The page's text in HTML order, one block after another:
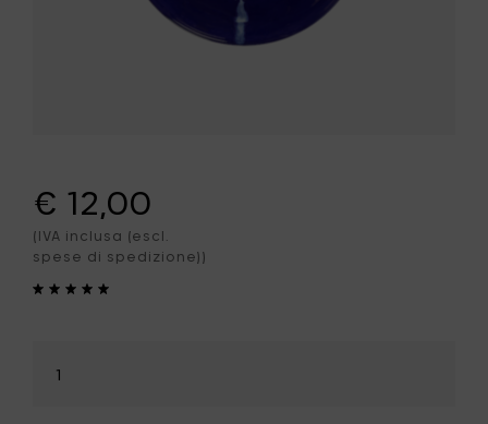
€ 12,00
(IVA inclusa (escl.
spese di spedizione))